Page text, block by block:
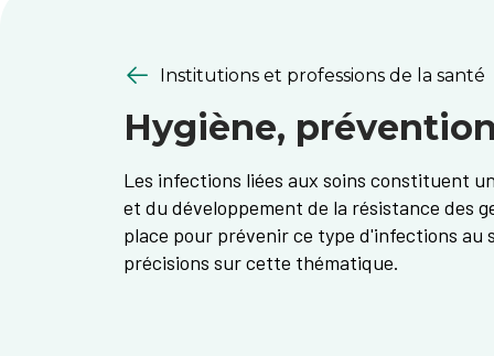
Institutions et professions de la santé
Hygiène,
Les infections liées aux soins constituent
et du développement de la résistance des
place pour prévenir ce type d'infections au
précisions sur cette thématique.